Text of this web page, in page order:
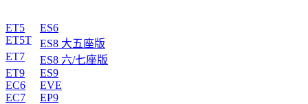
ET5
ET5T
ET7
ET9
EC6
EC7
ES6
ES8 大五座版
ES8 六/七座版
ES9
EVE
EP9